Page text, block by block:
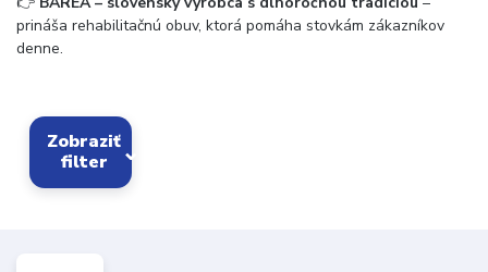
prináša rehabilitačnú obuv, ktorá pomáha stovkám zákazníkov
denne.
Zobraziť
filter